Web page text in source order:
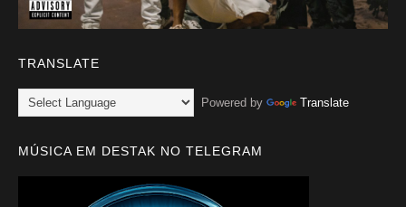
TRANSLATE
Powered by Translate
MÚSICA EM DESTAK NO TELEGRAM